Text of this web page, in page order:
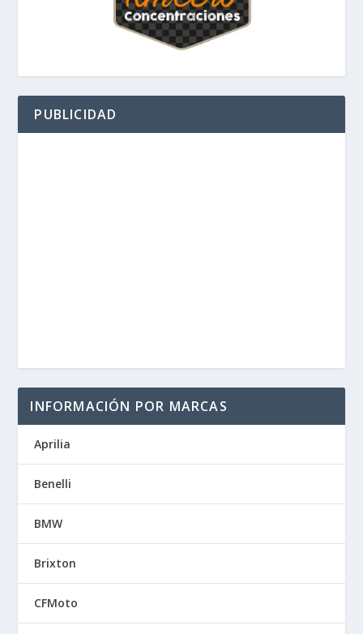
PUBLICIDAD
INFORMACIÓN POR MARCAS
Aprilia
Benelli
BMW
Brixton
CFMoto